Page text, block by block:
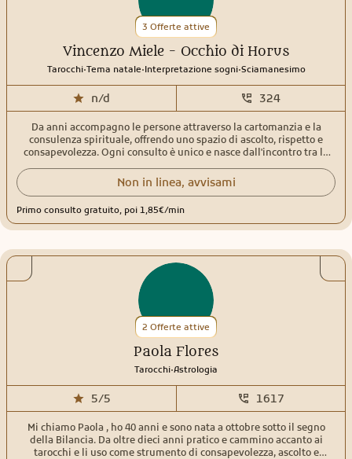
3 Offerte attive
Vincenzo Miele - Occhio di Horus
Tarocchi.Tema natale.Interpretazione sogni.Sciamanesimo
n/d 324
Da anni accompagno le persone attraverso la cartomanzia e la
consulenza spirituale, offrendo uno spazio di ascolto, rispetto e
consapevolezza. Ogni consulto è unico e nasce dall'incontro tra la
approfondito diverse discipline spirituali che oggi fanno parte del
mio metodo di lavoro. Utilizzo Sibille, Tarocchi e Oracoli Egizi,
integrando anche la numerologia e lo sciamanesimo per offrire una
lettura completa e personalizzata. Mi occupo di amore, lavoro,
persone a comprendere meglio le energie e le possibilità che si
presentano lungo il loro cammino. Ti ringrazio per aver dedicato il
tuo tempo a conoscermi. Sarà un piacere accompagnarti con serietà,
Non in linea, avvisami
Primo consulto gratuito, poi 1,85€/min
2 Offerte attive
Paola Flores
Tarocchi.Astrologia
5/5 1617
Mi chiamo Paola , ho 40 anni e sono nata a ottobre sotto il segno
della Bilancia. Da oltre dieci anni pratico e cammino accanto ai
tarocchi e li uso come strumento di consapevolezza, ascolto e